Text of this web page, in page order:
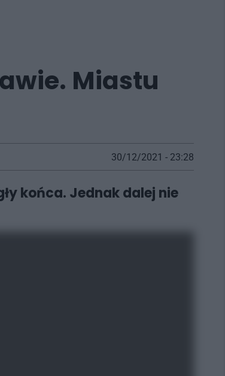
Miastu
30/12/2021 - 23:28
końca. Jednak dalej nie